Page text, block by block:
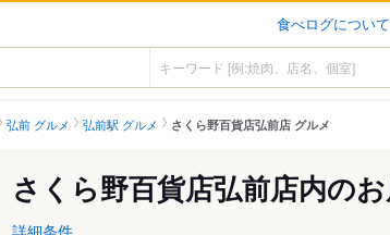
食べログについて
弘前 グルメ 弘前駅 グルメ さくら野百貨店弘前店 グルメ
さくら野百貨店弘前店内の
詳細条件